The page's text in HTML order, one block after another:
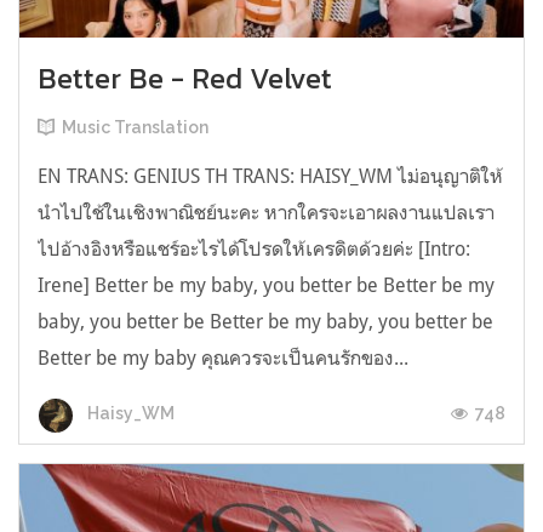
Better Be - Red Velvet
Music Translation
EN TRANS: GENIUS TH TRANS: HAISY_WM ไม่อนุญาติให้
นำไปใช้ในเชิงพาณิชย์นะคะ หากใครจะเอาผลงานแปลเรา
ไปอ้างอิงหรือแชร์อะไรได้โปรดให้เครดิตด้วยค่ะ [Intro:
Irene] Better be my baby, you better be Better be my
baby, you better be Better be my baby, you better be
Better be my baby คุณควรจะเป็นคนรักของ...
Haisy_WM 748